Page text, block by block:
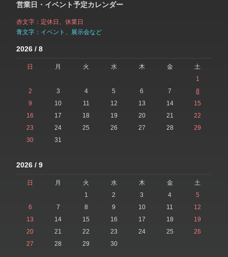
営業日・イベント予定カレンダー
赤文字：定休日、休業日
青文字：イベント、展示会など
2026 / 8
日 月 火 水 木 金
土
1
2
3 4 5 6 7
8
9
10 11 12 13 14
15
16
17 18 19 20 21
22
23
24 25 26 27 28
29
30
31
2026 / 9
日 月 火 水 木 金
土
1
2 3 4
5
6
7 8 9 10 11
12
13
14 15 16 17 18
19
20
21 22 23 24 25
26
27
28 29 30